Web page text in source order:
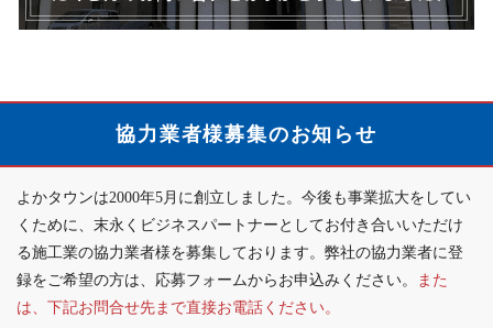
案
ナ
は
か
ら
約
分
譲
地
詳
細
協力業者様募集のお知らせ
よかタウンは2000年5月に創立しました。今後も事業拡大をしてい
くために、末永くビジネスパートナーとしてお付き合いいただけ
る施工業の協力業者様を募集しております。弊社の協力業者に登
録をご希望の方は、応募フォームからお申込みください。
また
は、下記お問合せ先まで直接お電話ください。